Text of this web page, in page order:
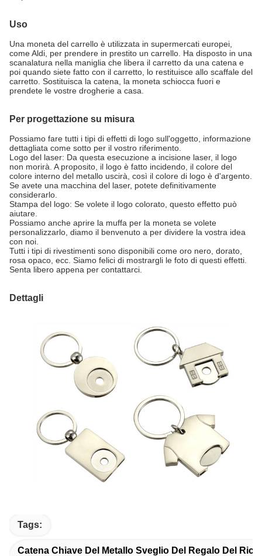
Uso
Una moneta del carrello è utilizzata in supermercati europei,
come Aldi, per prendere in prestito un carrello. Ha disposto in una
scanalatura nella maniglia che libera il carretto da una catena e
poi quando siete fatto con il carretto, lo restituisce allo scaffale del
carretto. Sostituisca la catena, la moneta schiocca fuori e
prendete le vostre drogherie a casa.
Per progettazione su misura
Possiamo fare tutti i tipi di effetti di logo sull'oggetto, informazione
dettagliata come sotto per il vostro riferimento.
Logo del laser: Da questa esecuzione a incisione laser, il logo
non morirà. A proposito, il logo è fatto incidendo, il colore del
colore interno del metallo uscirà, così il colore di logo è d'argento.
Se avete una macchina del laser, potete definitivamente
considerarlo.
Stampa del logo: Se volete il logo colorato, questo effetto può
aiutare.
Possiamo anche aprire la muffa per la moneta se volete
personalizzarlo, diamo il benvenuto a per dividere la vostra idea
con noi.
Tutti i tipi di rivestimenti sono disponibili come oro nero, dorato,
rosa opaco, ecc. Siamo felici di mostrargli le foto di questi effetti.
Senta libero appena per contattarci.
Dettagli
Tags:
Catena Chiave Del Metallo Sveglio Del Regalo Del